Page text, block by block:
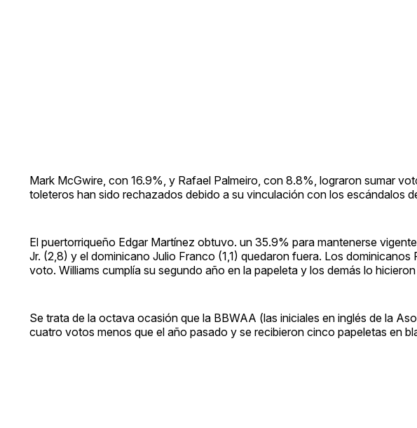
Mark McGwire, con 16.9%, y Rafael Palmeiro, con 8.8%, lograron sumar
toleteros han sido rechazados debido a su vinculación con los escándalos
El puertorriqueño Edgar Martínez obtuvo. un 35.9% para mantenerse
Jr. (2,8) y el dominicano Julio Franco (1,1) quedaron fuera. Los
voto. Williams cumplía su segundo año en la papeleta y los demás lo
Se trata de la octava ocasión que la BBWAA (las iniciales en inglés de la
cuatro votos menos que el año pasado y se recibieron cinco papeletas en